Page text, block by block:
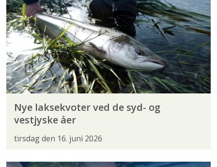
Nye laksekvoter ved de syd- og
vestjyske åer
tirsdag den 16. juni 2026